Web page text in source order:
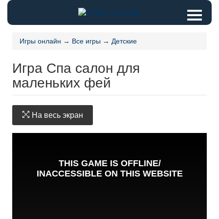
Игры онлайн → Все игры → Детские
Игра Спа салон для
маленьких фей
На весь экран